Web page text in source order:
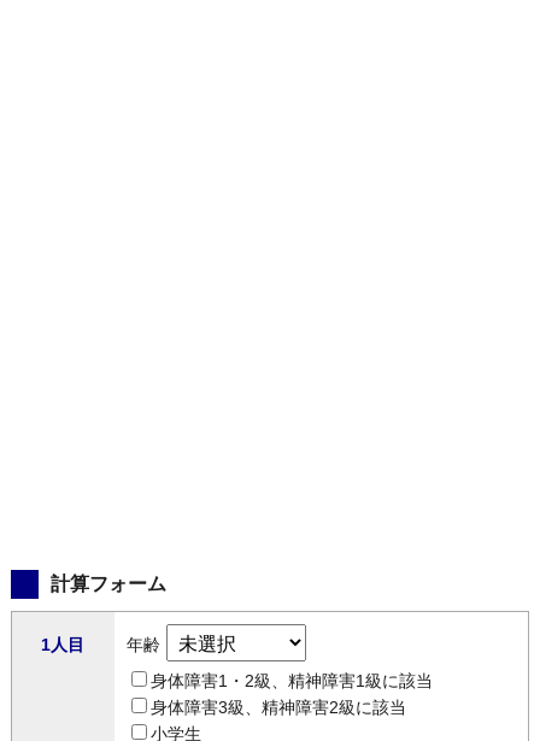
計算フォーム
1人目
年齢
身体障害1・2級、精神障害1級に該当
身体障害3級、精神障害2級に該当
小学生